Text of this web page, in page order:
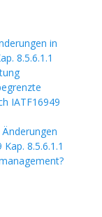
in
8.5.6.1.1
IATF16949
8.5.6.1.1